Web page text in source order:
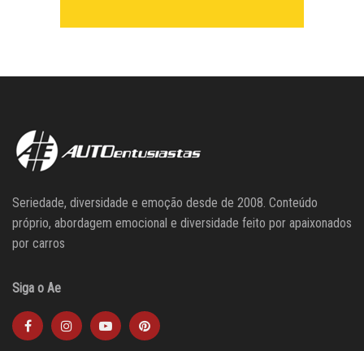
Seriedade, diversidade e emoção desde de 2008. Conteúdo
próprio, abordagem emocional e diversidade feito por apaixonados
por carros
Siga o Ae